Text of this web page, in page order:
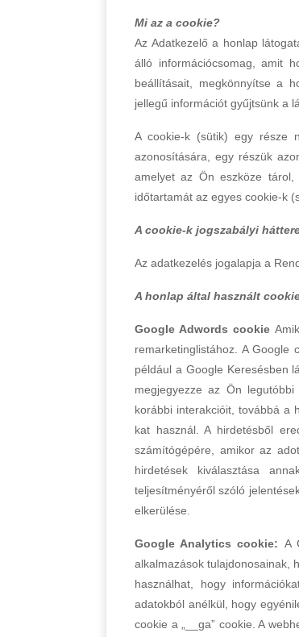
Mi az a cookie?
Az Adatkezelő a honlap
álló információcsomag, amit
beállításait, megkönnyítse a
jellegű információt gyűjtsünk a
A cookie-k (sütik) egy része
azonosítására, egy részük
amelyet az Ön eszköze
időtartamát az egyes cookie-k
A cookie-k jogszabályi
Az adatkezelés jogalapja a
A honlap által használt
Google Adwords cookie
remarketinglistához. A
például a Google Keresésben
megjegyezze az Ön
korábbi interakcióit, továbbá a
kat használ. A hirdetésből
számítógépére, amikor az
hirdetések kiválasztása
teljesítményéről szóló
elkerülése.
Google Analytics cookie: A
alkalmazások tulajdonosainak,
használhat, hogy
adatokból anélkül, hogy
cookie a „__ga” cookie. A